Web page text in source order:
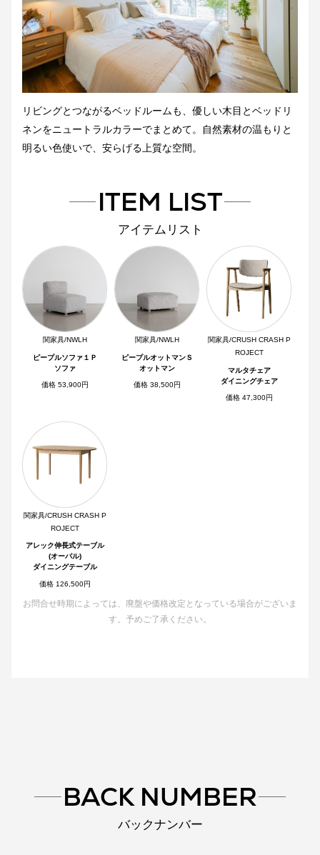
リビングとつながるベッドルームも、優しい木目とベッドリ
ネンをニュートラルカラーでまとめて。自然素材の温もりと
明るい色使いで、安らげる上質な空間。
ITEM LIST
アイテムリスト
関家具/NWLH
ピープルソファ１Ｐ
ソファ
価格 53,900円
関家具/NWLH
ピープルオットマンＳ
オットマン
価格 38,500円
関家具/CRUSH CRASH P
ROJECT
マルタチェア
ダイニングチェア
価格 47,300円
関家具/CRUSH CRASH P
ROJECT
アレック伸長式テーブル
(オーバル)
ダイニングテーブル
価格 126,500円
お問合せ時期によっては、廃盤や価格改定となっている場合がございま
す。予めご了承ください。
BACK NUMBER
バックナンバー